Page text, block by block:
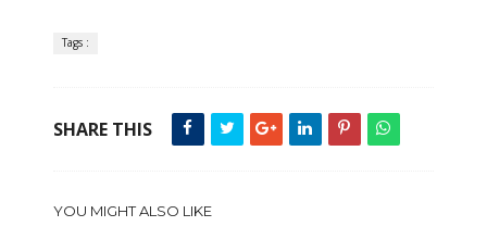
Tags :
SHARE THIS
YOU MIGHT ALSO LIKE